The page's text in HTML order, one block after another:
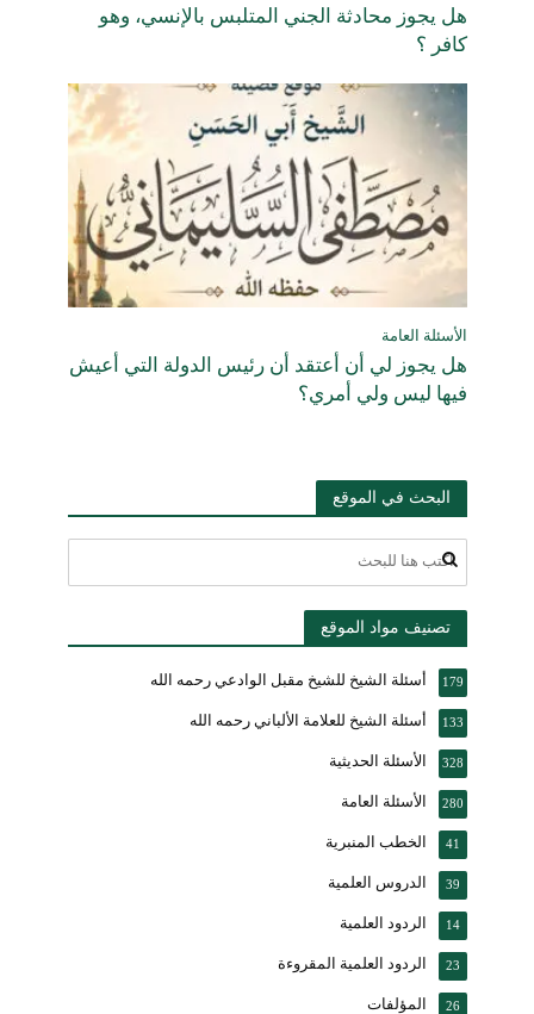
هل يجوز محادثة الجني المتلبس بالإنسي، وهو
كافر ؟
الأسئلة العامة
هل يجوز لي أن أعتقد أن رئيس الدولة التي أعيش
فيها ليس ولي أمري؟
البحث في الموقع
تصنيف مواد الموقع
أسئلة الشيخ للشيخ مقبل الوادعي رحمه الله 179
أسئلة الشيخ للعلامة الألباني رحمه الله 133
الأسئلة الحديثية 328
الأسئلة العامة 280
الخطب المنبرية 41
الدروس العلمية 39
الردود العلمية 14
الردود العلمية المقروءة 23
المؤلفات 26